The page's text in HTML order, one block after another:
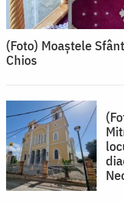
(Foto) Moaștele
Chios